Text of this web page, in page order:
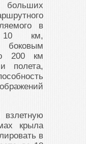
в
10 км,
200 км
полета,
крыла
в